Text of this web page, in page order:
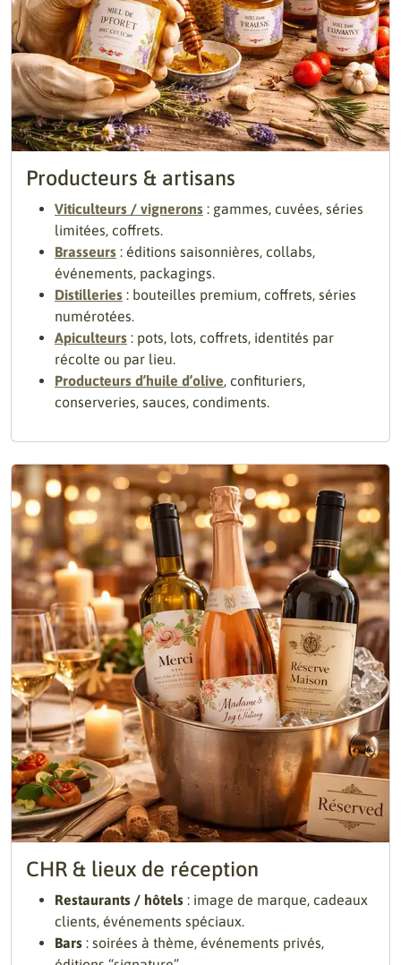
Producteurs & artisans
Viticulteurs / vignerons : gammes, cuvées, séries
limitées, coffrets.
Brasseurs : éditions saisonnières, collabs,
événements, packagings.
Distilleries : bouteilles premium, coffrets, séries
numérotées.
Apiculteurs : pots, lots, coffrets, identités par
récolte ou par lieu.
Producteurs d’huile d’olive, confituriers,
conserveries, sauces, condiments.
CHR & lieux de réception
Restaurants / hôtels : image de marque, cadeaux
clients, événements spéciaux.
Bars : soirées à thème, événements privés,